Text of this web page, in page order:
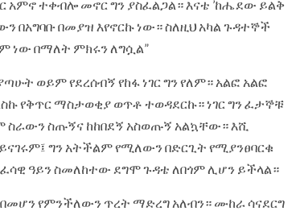
አምኖ ተቀብሎ መኖር ግን ያስፈልጋል። እናቴ ’ከሔደው ይልቅ
በአግባቡ በመያዝ እየኖርኩ ነው። ስለዚህ አካል ጉዳተኞች
ነው በማለት ምክሩን ለግሷል”
ወይም የደረሰብኝ የከፋ ነገር ግን የለም። አልፎ አልፎ
የቅጥር ማስታወቂያ ወጥቶ ተወዳደርኩ። ነገር ግን ፈታኞቹ
ስራውን ስጡኝና ከከበደኝ አስወጡኝ አልኳቸው። እሺ
ግን አትችልም የሚለውን በድርጊት የሚያንፀባርቁ
ዓይን ስመለከተው ደግሞ ጉዳቴ ለበጎም ሊሆን ይችላል።
በመሆን የምንችለውን ጥረት ማድረግ አለብን። ሙከራ ሳናደርግ